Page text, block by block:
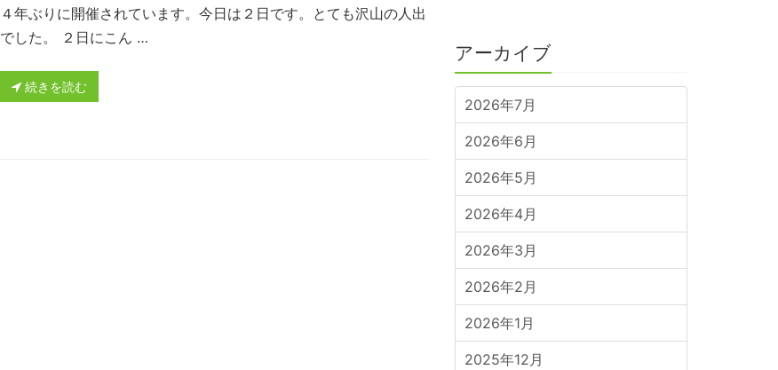
４年ぶりに開催されています。今日は２日です。とても沢山の人出
でした。 ２日にこん …
続きを読む
アーカイブ
2026年7月
2026年6月
2026年5月
2026年4月
2026年3月
2026年2月
2026年1月
2025年12月